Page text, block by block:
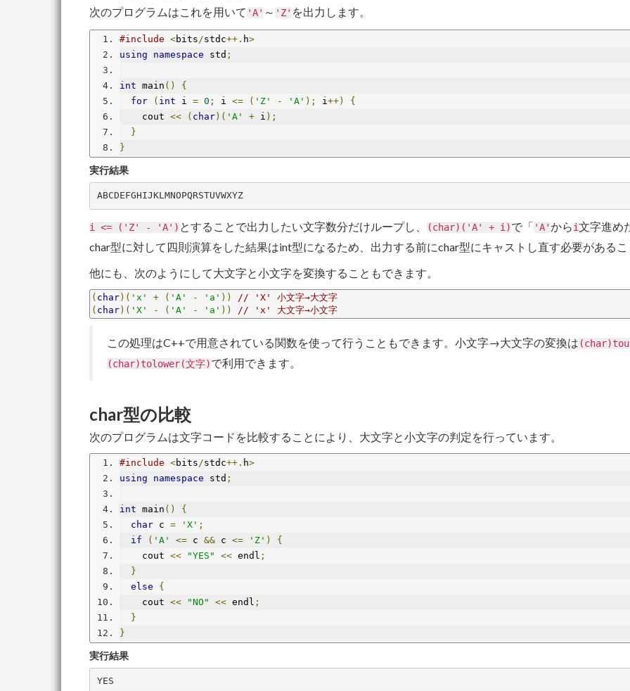
次のプログラムはこれを用いて 'A' ～ 'Z' を出力します。
#include <bits /stdc++. h>
using
namespace std ;
int main ()
{
for
( int i = 0 ; i <= ( 'Z' - 'A' ); i ++)
{
    cout
<< ( char )( 'A' + i );
}
}
実行結果
ABCDEFGHIJKLMNOPQRSTUVWXYZ
i <= ('Z' - 'A') とすることで出力したい文字数分だけループし、 (char)('A' + i)で「 'A'からi文字進め
char型に対して四則演算をした結果はint型になるため、出力する前にchar型にキャストし直す必要がある
他にも、次のようにして大文字と小文字を変換することもできます。
( char )( 'x' + ( 'A' - 'a' ))
// 'X' 小文字→大文字
( char )( 'X' - ( 'A' - 'a' )) // 'x' 大文字→小文字
この処理はC++で用意されている関数を使って行うこともできます。小文字→大文字の変換は
(char)tolower(文字)で利用できます。
char型の比較
次のプログラムは文字コードを比較することにより、大文字と小文字の判定を行っています。
#include <bits /stdc++. h>
using
namespace std ;
int main ()
{
char c = 'X' ;
if
( 'A' <= c && c <= 'Z' )
{
    cout
<< "YES" << endl ;
}
else
{
    cout
<< "NO" << endl ;
}
}
実行結果